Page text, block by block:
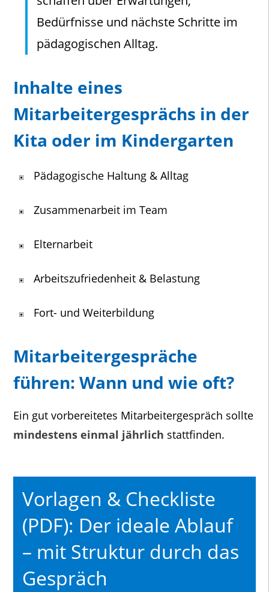
Bedürfnisse und nächste Schritte im
pädagogischen Alltag.
Inhalte eines
Mitarbeitergesprächs in der
Kita oder im Kindergarten
Pädagogische Haltung & Alltag
Zusammenarbeit im Team
Elternarbeit
Arbeitszufriedenheit & Belastung
Fort- und Weiterbildung
Mitarbeitergespräche
führen: Wann und wie oft?
Ein gut vorbereitetes Mitarbeitergespräch sollte
mindestens einmal jährlich stattfinden.
Vorlagen & Checkliste
(PDF): Der ideale Ablauf
– mit Struktur durch das
Gespräch